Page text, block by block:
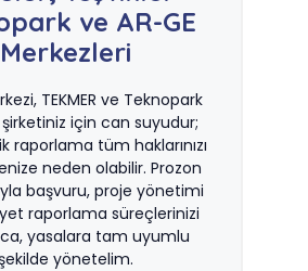
ve AR-GE
Merkezleri
TEKMER ve Teknopark
için can suyudur;
raporlama tüm haklarınızı
neden olabilir. Prozon
başvuru, proje yönetimi
raporlama süreçlerinizi
yasalara tam uyumlu
yönetelim.